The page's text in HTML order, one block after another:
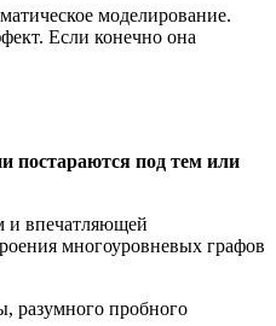
моделирование.
Если конечно она
постараются под тем или
и впечатляющей
многоуровневых графов
разумного пробного